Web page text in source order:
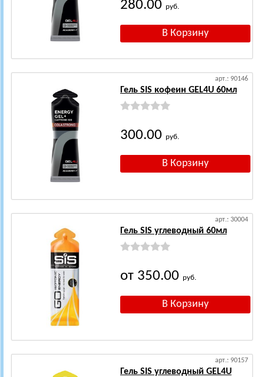
280.00 руб.
арт.: 90146
Гель SIS кофеин GEL4U 60мл
300.00 руб.
арт.: 30004
Гель SIS углеводный 60мл
от 350.00 руб.
арт.: 90157
Гель SIS углеводный GEL4U